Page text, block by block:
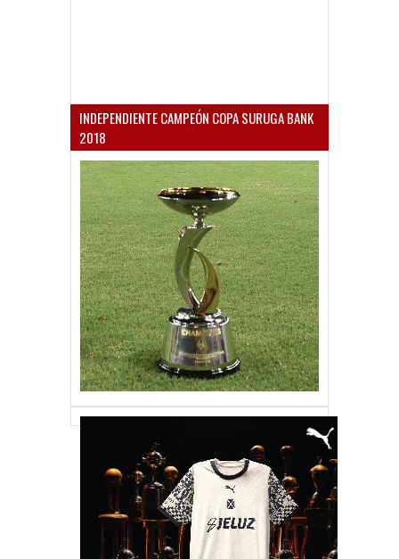
INDEPENDIENTE CAMPEÓN COPA SURUGA BANK
2018